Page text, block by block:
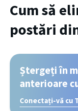
Cum să
postări
Ștergeți în
anterioare
Conectați-vă cu